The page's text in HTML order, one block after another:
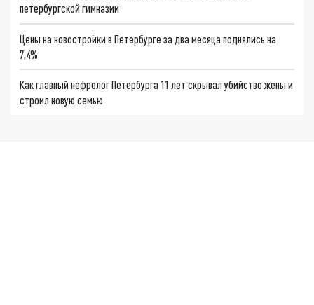
петербургской гимназии
Цены на новостройки в Петербурге за два месяца поднялись на
7,4%
Как главный нефролог Петербурга 11 лет скрывал убийство жены и
строил новую семью